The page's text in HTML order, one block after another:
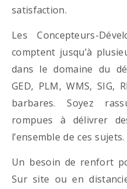
satisfaction.
Les Concepteurs-
comptent jusqu’à
dans le domaine du
GED, PLM, WMS, SIG,
barbares. Soyez
rompues à délivrer
l’ensemble de ces sujets.
Un besoin de renfort
Sur site ou en